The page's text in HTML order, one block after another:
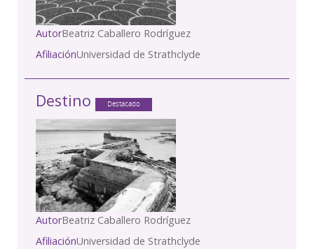
AutorBeatriz Caballero Rodríguez
AfiliaciónUniversidad de Strathclyde
Destino Destacado
AutorBeatriz Caballero Rodríguez
AfiliaciónUniversidad de Strathclyde